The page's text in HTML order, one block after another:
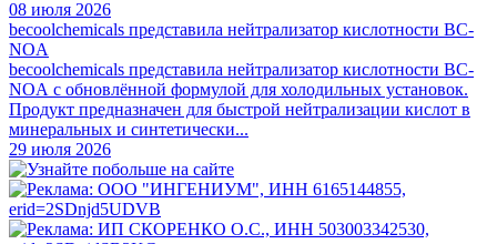
08 июля 2026
becoolchemicals представила нейтрализатор кислотности BC-
NOA
becoolchemicals представила нейтрализатор кислотности BC-
NOA с обновлённой формулой для холодильных установок.
Продукт предназначен для быстрой нейтрализации кислот в
минеральных и синтетически...
29 июля 2026